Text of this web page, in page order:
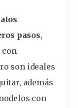
pasos,
con
son ideales
además
con